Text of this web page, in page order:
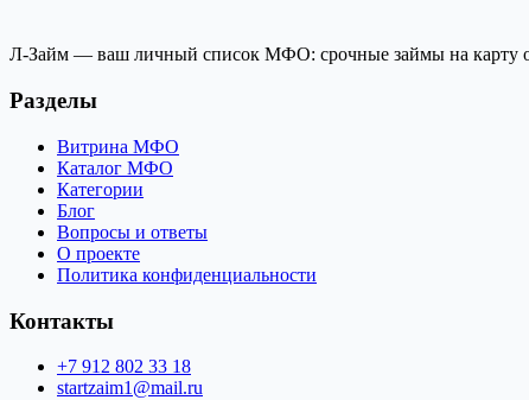
Л-Займ — ваш личный список МФО: срочные займы на карту
Разделы
Витрина МФО
Каталог МФО
Категории
Блог
Вопросы и ответы
О проекте
Политика конфиденциальности
Контакты
+7 912 802 33 18
startzaim1@mail.ru